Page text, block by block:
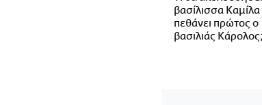
βασίλισσα Καμίλα
πεθάνει πρώτος ο
βασιλιάς Κάρολος;